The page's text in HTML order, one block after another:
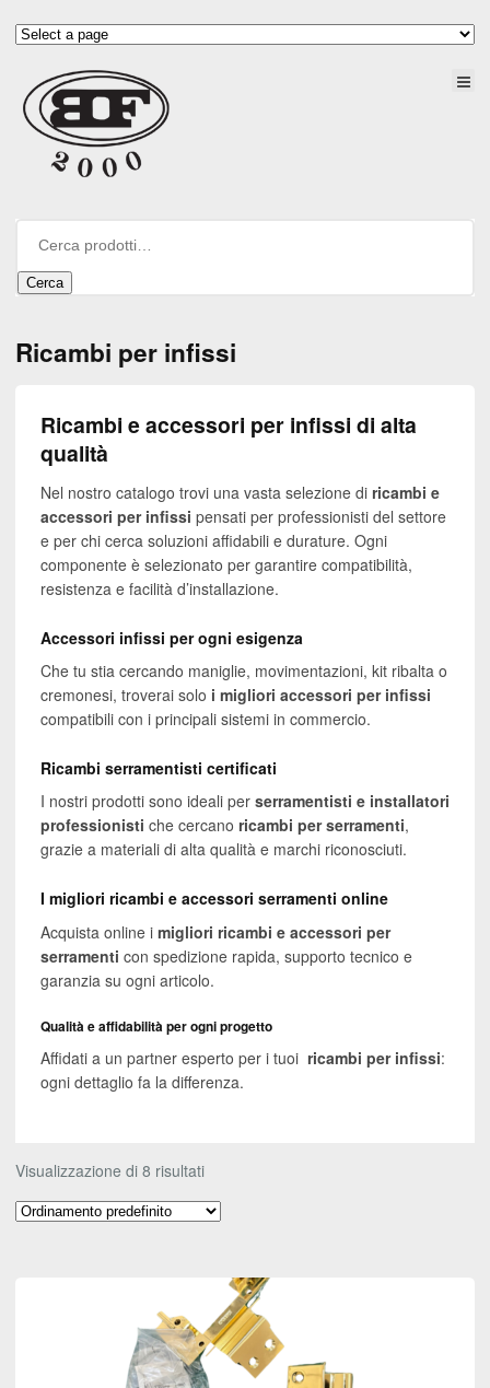
Cerca
Ricambi per infissi
Ricambi e accessori per infissi di alta
qualità
Nel nostro catalogo trovi una vasta selezione di ricambi e
accessori per infissi pensati per professionisti del settore
e per chi cerca soluzioni affidabili e durature. Ogni
componente è selezionato per garantire compatibilità,
resistenza e facilità d’installazione.
Accessori infissi per ogni esigenza
Che tu stia cercando maniglie, movimentazioni, kit ribalta o
cremonesi, troverai solo i migliori accessori per infissi
compatibili con i principali sistemi in commercio.
Ricambi serramentisti certificati
I nostri prodotti sono ideali per serramentisti e installatori
professionisti che cercano ricambi per serramenti,
grazie a materiali di alta qualità e marchi riconosciuti.
I migliori ricambi e accessori serramenti online
Acquista online i migliori ricambi e accessori per
serramenti con spedizione rapida, supporto tecnico e
garanzia su ogni articolo.
Qualità e affidabilità per ogni progetto
Affidati a un partner esperto per i tuoi ricambi per infissi:
ogni dettaglio fa la differenza.
Visualizzazione di 8 risultati